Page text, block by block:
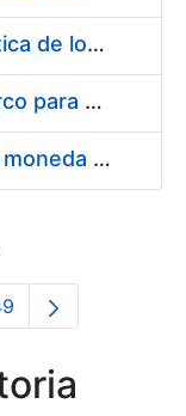
Conexión mediante Fibra Óptica de los Centros de Proceso de Datos (CPDs) de las sedes de la FNMT-RCM de Burgos y Madrid
Contratación de acuerdo marco para el Suministro de Material de Electricidad para la Fábrica Nacional de Moneda y Timbre-Real Casa de la Moneda en su centro de trabajo de Burgos
Suministro de estuches para moneda de 30 €
Pages Use
Orrialdea